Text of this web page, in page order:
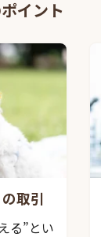
イント
取引
る”とい